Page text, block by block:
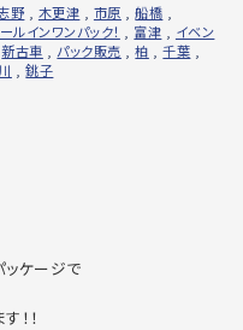
野 木更津 市原 ,船橋
ルインワンパック！ 富津
イベン
新古車 パック販売 ,柏 ,千葉
,銚子
ケージで
！！